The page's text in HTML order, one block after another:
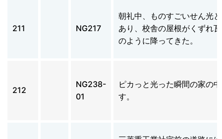
211 NG217
朝礼中、ものすごいせん光
あり、校舎の屋根がくずれ
のように降ってきた。
212
NG238-
01
ピカっと光った瞬間の家の
す。